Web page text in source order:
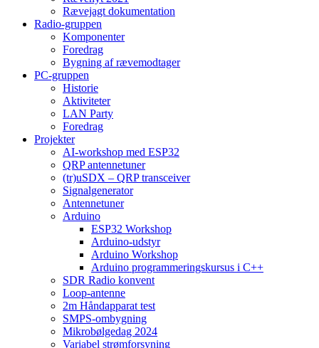
Rævejagt dokumentation
Radio-gruppen
Komponenter
Foredrag
Bygning af rævemodtager
PC-gruppen
Historie
Aktiviteter
LAN Party
Foredrag
Projekter
AI-workshop med ESP32
QRP antennetuner
(tr)uSDX – QRP transceiver
Signalgenerator
Antennetuner
Arduino
ESP32 Workshop
Arduino-udstyr
Arduino Workshop
Arduino programmeringskursus i C++
SDR Radio konvent
Loop-antenne
2m Håndapparat test
SMPS-ombygning
Mikrobølgedag 2024
Variabel strømforsyning